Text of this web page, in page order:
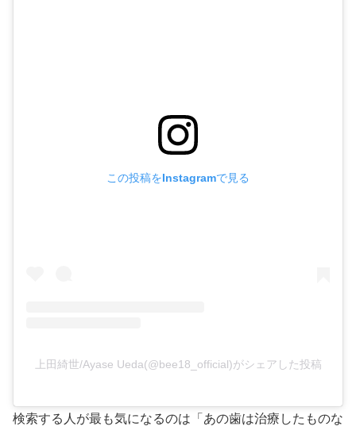
この投稿をInstagramで見る
上田綺世/Ayase Ueda(@bee18_official)がシェアした投稿
検索する人が最も気になるのは「あの歯は治療したものな